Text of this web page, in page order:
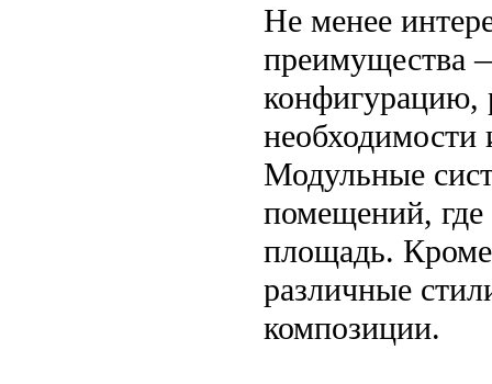
Не менее
преимущества
конфигурацию,
необходимости
Модульные
помещений,
площадь. Кроме
различные
композиции.